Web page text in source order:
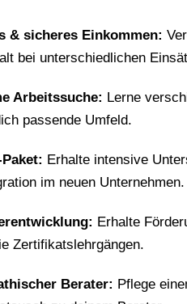
& sicheres Einkommen:
bei unterschiedlichen
Arbeitssuche: Lerne
passende Umfeld.
Erhalte intensive
im neuen Unternehmen.
Erhalte
Zertifikatslehrgängen.
Berater: Pflege